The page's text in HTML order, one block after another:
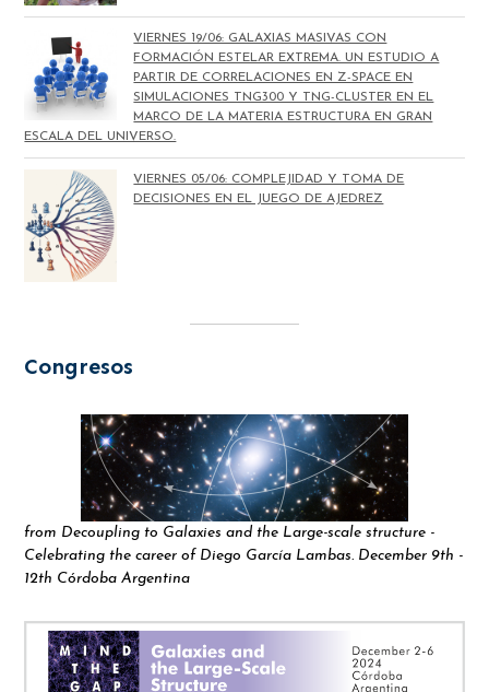
VIERNES 19/06: GALAXIAS MASIVAS CON
FORMACIÓN ESTELAR EXTREMA. UN ESTUDIO A
PARTIR DE CORRELACIONES EN Z-SPACE EN
SIMULACIONES TNG300 Y TNG-CLUSTER EN EL
MARCO DE LA MATERIA ESTRUCTURA EN GRAN
ESCALA DEL UNIVERSO.
VIERNES 05/06: COMPLEJIDAD Y TOMA DE
DECISIONES EN EL JUEGO DE AJEDREZ
Congresos
from Decoupling to Galaxies and the Large-scale structure -
Celebrating the career of Diego García Lambas. December 9th -
12th Córdoba Argentina